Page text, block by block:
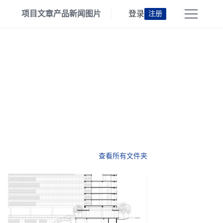
项目文章产品新闻 图片 登录 注册
查看所有文件夹